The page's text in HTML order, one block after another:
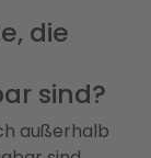
die
sind?
außerhalb